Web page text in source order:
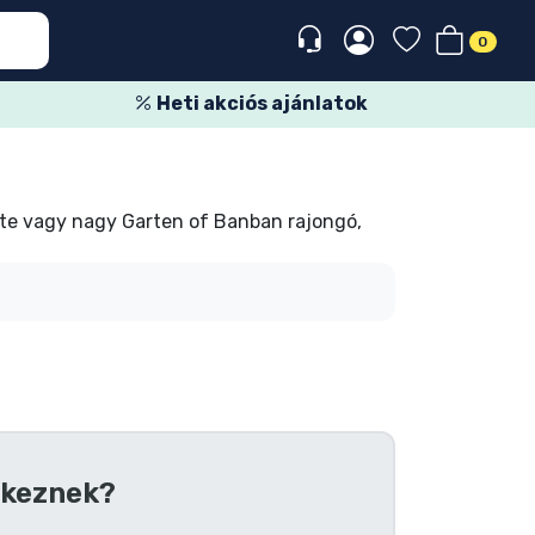
0
Heti akciós ajánlatok
vagy nagy Garten of Banban rajongó,